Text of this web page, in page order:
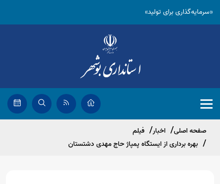
«سرمایه‌گذاری برای تولید»
صفحه اصلی اخبار
فیلم
بهره برداری از ایستگاه پمپاژ حاج مهدی دشتستان